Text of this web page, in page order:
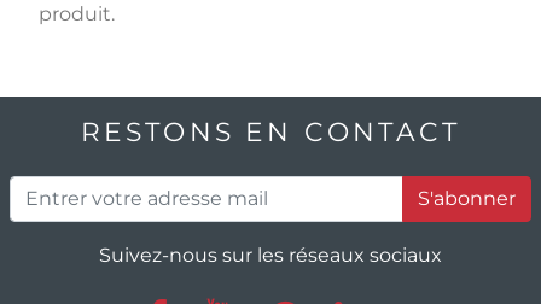
produit.
RESTONS EN CONTACT
S'abonner
Suivez-nous sur les réseaux sociaux